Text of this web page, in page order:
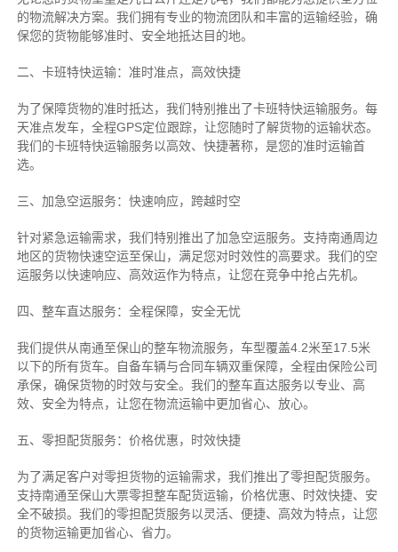
的物流解决方案。我们拥有专业的物流团队和丰富的运输经验，确
保您的货物能够准时、安全地抵达目的地。
二、卡班特快运输：准时准点，高效快捷
为了保障货物的准时抵达，我们特别推出了卡班特快运输服务。每
天准点发车，全程GPS定位跟踪，让您随时了解货物的运输状态。
我们的卡班特快运输服务以高效、快捷著称，是您的准时运输首
选。
三、加急空运服务：快速响应，跨越时空
针对紧急运输需求，我们特别推出了加急空运服务。支持南通周边
地区的货物快速空运至保山，满足您对时效性的高要求。我们的空
运服务以快速响应、高效运作为特点，让您在竞争中抢占先机。
四、整车直达服务：全程保障，安全无忧
我们提供从南通至保山的整车物流服务，车型覆盖4.2米至17.5米
以下的所有货车。自备车辆与合同车辆双重保障，全程由保险公司
承保，确保货物的时效与安全。我们的整车直达服务以专业、高
效、安全为特点，让您在物流运输中更加省心、放心。
五、零担配货服务：价格优惠，时效快捷
为了满足客户对零担货物的运输需求，我们推出了零担配货服务。
支持南通至保山大票零担整车配货运输，价格优惠、时效快捷、安
全不破损。我们的零担配货服务以灵活、便捷、高效为特点，让您
的货物运输更加省心、省力。